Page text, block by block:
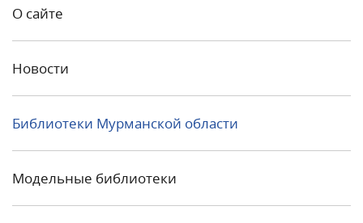
О сайте
Новости
Библиотеки Мурманской области
Модельные библиотеки